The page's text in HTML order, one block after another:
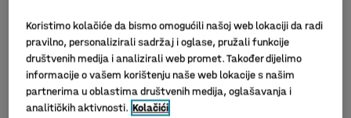
Koristimo kolačiće da bismo omogućili našoj web lokaciji da radi
pravilno, personalizirali sadržaj i oglase, pružali funkcije
društvenih medija i analizirali web promet. Također dijelimo
informacije o vašem korištenju naše web lokacije s našim
partnerima u oblastima društvenih medija, oglašavanja i
analitičkih aktivnosti. Kolačići